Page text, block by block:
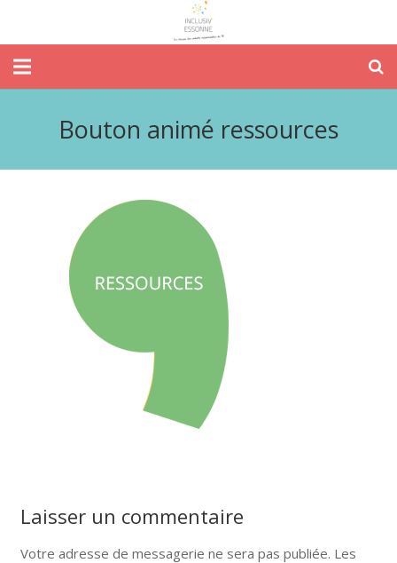
Bouton animé ressources
Laisser un commentaire
Votre adresse de messagerie ne sera pas publiée. Les